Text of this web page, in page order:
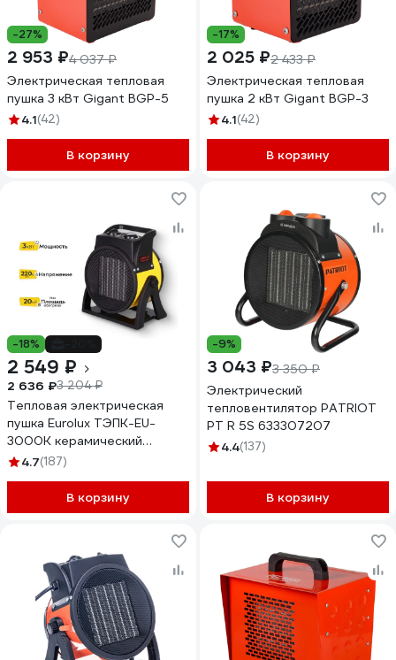
-27%
2 953 ₽4 037 ₽
Электрическая тепловая
пушка 3 кВт Gigant BGP-5
4.1(42)
В корзину
-17%
2 025 ₽2 433 ₽
Электрическая тепловая
пушка 2 кВт Gigant BGP-3
4.1(42)
В корзину
-18%
2 549 ₽
2 636 ₽3 204 ₽
Тепловая электрическая
пушка Eurolux ТЭПК-EU-
3000K керамический
нагревательный элемент,
4.7(187)
В корзину
-9%
3 043 ₽3 350 ₽
Электрический
тепловентилятор PATRIOT
PT R 5S 633307207
4.4(137)
В корзину